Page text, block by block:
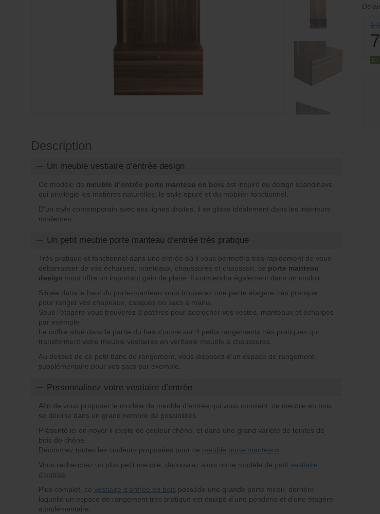
1
l
é
t
a
u
e
l
e
En
Description
Un meuble vestiaire d’entrée design
Ce modèle de meuble d’entrée porte manteau en bois est inspiré du design scandinave
qui privilégie les matières naturelles, le style épuré et du mobilier fonctionnel.
D’un style contemporain avec ses lignes droites, il se glisse idéalement dans les intérieurs
modernes.
Un petit meuble porte manteau d’entrée très pratique
Très pratique et fonctionnel dans une entrée où il vous permettra très rapidement de vous
débarrasser de vos écharpes, manteaux, chaussures et chausson, ce porte manteau
design vous offre un important gain de place. Il conviendra également dans un couloir.
Située dans le haut du porte-manteau vous trouverez une petite étagère très pratique
pour ranger vos chapeaux, casques ou sacs à mains.
Sous l’étagère vous trouverez 3 patères pour accrocher vos vestes, manteaux et écharpes
par exemple.
Le coffre situé dans la partie du bas s’ouvre sur 4 petits rangements très pratiques qui
transforment votre meuble vestiaires en véritable meuble à chaussures.
Au dessus de ce petit banc de rangement, vous disposez d’un espace de rangement
supplémentaire pour vos sacs par exemple.
Personnalisez votre vestiaire d’entrée
Afin de vous proposer le modèle de meuble d’entrée qui vous convient, ce meuble en bois
se décline dans un grand nombre de possibilités.
Présenté ici en noyer il existe de couleur chêne, et dans une grand variété de teintes de
bois de chêne.
Découvrez toutes les couleurs proposées pour ce meuble porte manteaux
Vous recherchez un plus petit meuble, découvrez alors notre modèle de petit vestiaire
d’entrée
Plus complet, ce vestiaire d’entrée en bois possède une grande porte miroir, derrière
laquelle un espace de rangement très pratique est équipé d’une penderie et d’une étagère
supplémentaire.